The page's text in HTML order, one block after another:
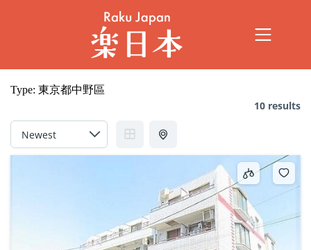
Type: 東京都中野區
10 results